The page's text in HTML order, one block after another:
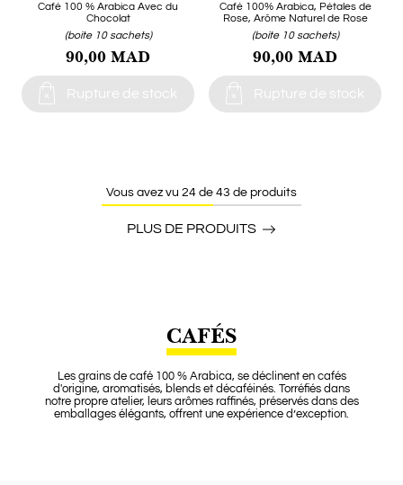
Café 100 % Arabica Avec du
Chocolat
(boite 10 sachets)
90,00 MAD
 Rupture de stock
Café 100% Arabica, Pétales de
Rose, Arôme Naturel de Rose
(boite 10 sachets)
90,00 MAD
 Rupture de stock
Vous avez vu 24 de 43 de produits
PLUS DE PRODUITS
CAFÉS
Les grains de café 100 % Arabica, se déclinent en cafés
d'origine, aromatisés, blends et décaféinés. Torréfiés dans
notre propre atelier, leurs arômes raffinés, préservés dans des
emballages élégants, offrent une expérience d’exception.